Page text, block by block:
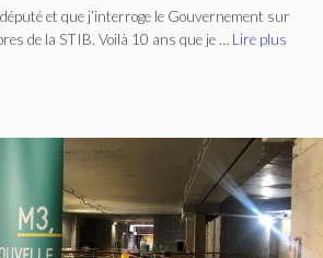
et que j’interroge le Gouvernement sur
de la STIB. Voilà 10 ans que je … Lire plus